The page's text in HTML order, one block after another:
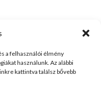
a felhasználói élmény
használunk. Az alábbi
kattintva találsz bővebb